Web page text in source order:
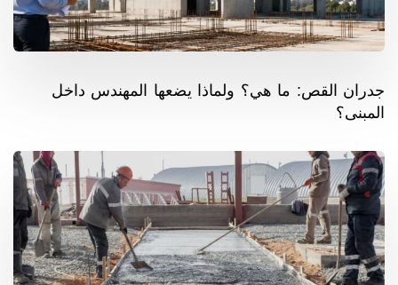
جدران القص: ما هي؟ ولماذا يضعها المهندس داخل
المبنى؟